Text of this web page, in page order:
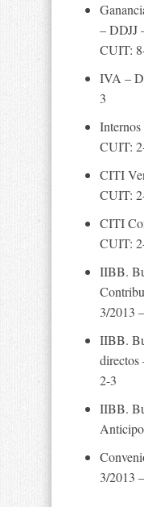
– DDJJ
CUIT:
IVA –
3
CUIT:
CITI
CUIT:
CITI
CUIT:
IIBB.
3/2013
IIBB.
2-3
IIBB.
3/2013